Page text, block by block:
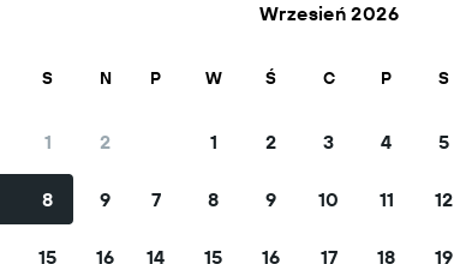
S N
1 2
8 9
15 16
Wrzesień 2026
P W Ś C P S
1 2 3 4 5
7 8 9 10 11 12
14 15 16 17 18 19